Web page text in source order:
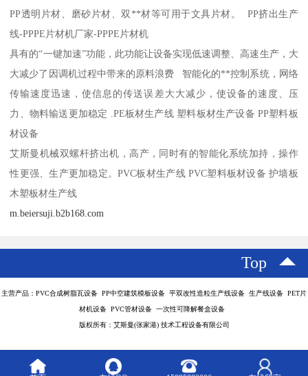
PP透明片材、磨砂片材、双**材等可用于文具片材。 PP挤出生产
线-PPPE片材机厂家-PPPE片材机
具有的“一键加速”功能，此功能让设备实现低速调整、高速生产，大
大减少了因调机过程中带来的原料浪费 智能化的**控制系统，网络
传输速度迅速，使信息的传送误差大大减少，使设备的速度、压
力、物料输送更加稳定 .PE板材生产线 塑料板材生产设备 PP塑料板
材设备
艾斯曼机械双螺杆挤出机，高产，同时有的智能化系统加持，操作
性更强、生产更加稳定。PVC板材生产线 PVC塑料板材设备 护墙板
木塑板材生产线
m.beiersuji.b2b168.com
Top
主营产品：PVC合成树脂瓦设备 PP中空建筑模板设备 平双改性造粒生产线设备 生产线设备 PET片
材机设备 PVC管材设备 一次性可降解餐盒设备
版权所有：艾斯曼(张家港) 技术工程设备有限公司